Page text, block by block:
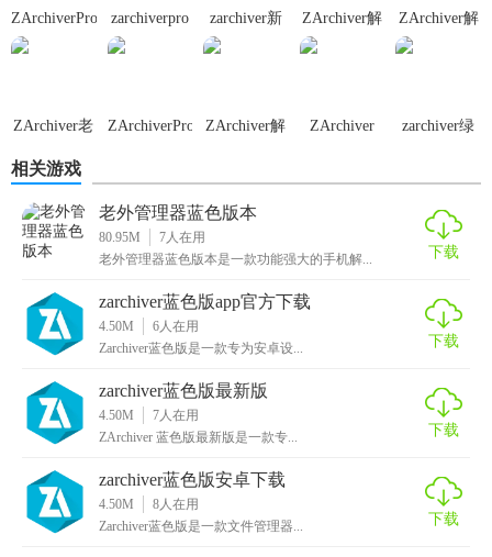
作。
1. 下载与安装：用户可以在各大应用商店或官方网站下载
件。通过路径查找或搜索功能，用户可以轻松找到需要解压
或压缩的文件。
3. 压缩文件：点击加号按钮可以创建文件夹和压缩文件。在
压缩过程中，用户可以设置密码、压缩格式和压缩方式等选
项。
4. 解压文件：点击压缩文件即可进行解压操作。长按压缩文
件还可以调出更多功能选项，如在此提取、删除等。
5. 文件管理：用户可以对文件进行复制、剪切、粘贴、删除
和重命名等操作。同时，软件还支持多选文件操作，方便用
户批量处理文件。
ZArchiverPro
zarchiverpro
zarchiver新
ZArchiver解
压缩工具安
ZArchiver解
ZArchiver老
ZArchiverPro
ZArchiver解
ZArchiver
zarchiver绿
相关游戏
老外管理器蓝色版本
80.95M 7 人在用
老外管理器蓝色版本是一款功能强大的手机解...
下载
zarchiver蓝色版app官方下载
4.50M 6 人在用
Zarchiver蓝色版是一款专为安卓设...
下载
zarchiver蓝色版最新版
4.50M 7 人在用
ZArchiver 蓝色版最新版是一款专...
下载
zarchiver蓝色版安卓下载
4.50M 8 人在用
Zarchiver蓝色版是一款文件管理器...
下载